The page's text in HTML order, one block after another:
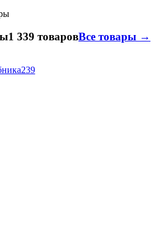
1 339 товаровВсе товары →
239